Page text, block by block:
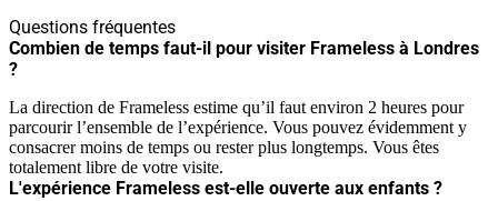
Questions fréquentes
Combien de temps faut-il pour visiter Frameless à Londres
?
La direction de Frameless estime qu’il faut environ 2 heures pour
parcourir l’ensemble de l’expérience. Vous pouvez évidemment y
consacrer moins de temps ou rester plus longtemps. Vous êtes
totalement libre de votre visite.
L'expérience Frameless est-elle ouverte aux enfants ?